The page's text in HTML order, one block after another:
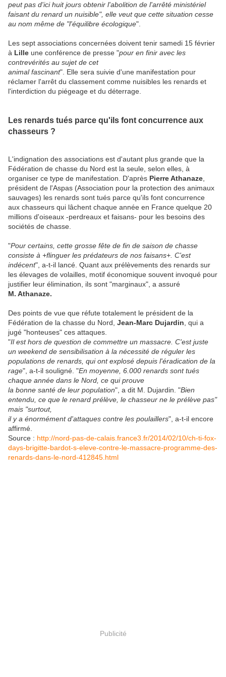
peut pas d'ici huit jours obtenir l'abolition de l'arrêté ministériel
faisant du renard un nuisible", elle veut que cette situation cesse
au nom même de "l'équilibre écologique".
Les sept associations concernées doivent tenir samedi 15 février
à Lille une conférence de presse "pour en finir avec les
contrevérités au sujet de cet
animal fascinant". Elle sera suivie d'une manifestation pour
réclamer l'arrêt du classement comme nuisibles les renards et
l'interdiction du piégeage et du déterrage.
Les renards tués parce qu'ils font concurrence aux
chasseurs ?
L'indignation des associations est d'autant plus grande que la
Fédération de chasse du Nord est la seule, selon elles, à
organiser ce type de manifestation. D'après Pierre Athanaze
président de l'Aspas (Association pour la protection des animaux
sauvages) les renards sont tués parce qu'ils font concurrence
aux chasseurs qui lâchent chaque année en France quelque 20
millions d'oiseaux -perdreaux et faisans- pour les besoins des
sociétés de chasse.
"Pour certains, cette grosse fête de fin de saison de chasse
consiste à +flinguer les prédateurs de nos faisans+. C'est
indécent", a-t-il lancé. Quant aux prélèvements des renards sur
les élevages de volailles, motif économique souvent invoqué pour
justifier leur élimination, ils sont "marginaux", a assuré
M. Athanaze.
Des points de vue que réfute totalement le président de la
Fédération de la chasse du Nord, Jean-Marc Dujardin , qui a
jugé "honteuses" ces attaques.
"Il est hors de question de commettre un massacre. C'est juste
un weekend de sensibilisation à la nécessité de réguler les
populations de renards, qui ont explosé depuis l'éradication de la
rage", a-t-il souligné. "En moyenne, 6.000 renards sont tués
chaque année dans le Nord, ce qui prouve
la bonne santé de leur population", a dit M. Dujardin. "Bien
entendu, ce que le renard prélève, le chasseur ne le prélève pas"
mais "surtout,
il y a énormément d'attaques contre les poulaillers", a-t-il encore
affirmé.
Source : http://nord-pas-de-calais.france3.fr/2014/02/10/ch-ti-fox-
days-brigitte-bardot-s-eleve-contre-le-massacre-programme-des-
renards-dans-le-nord-412845.html
Publicité